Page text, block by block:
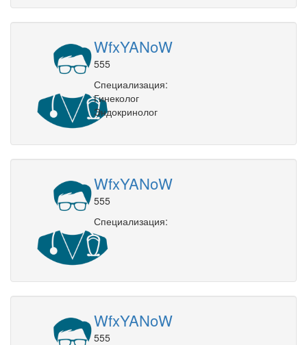
WfxYANoW
555
Специализация:
Гинеколог
Эндокринолог
WfxYANoW
555
Специализация:
WfxYANoW
555